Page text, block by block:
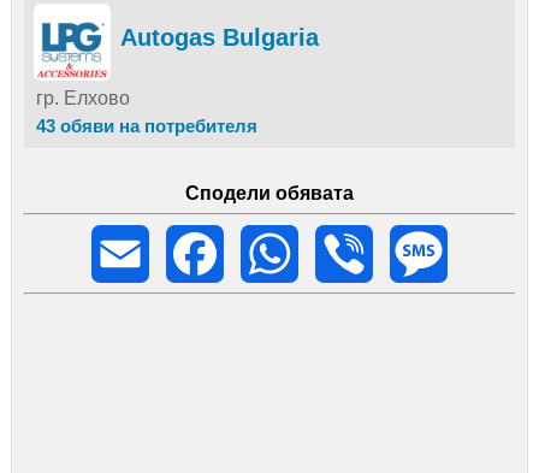
Autogas Bulgaria
гр. Елхово
43 обяви на потребителя
Сподели обявата
Email
Facebook WhatsApp Viber